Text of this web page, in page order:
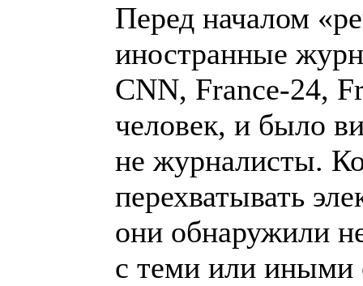
Перед началом
иностранные
СNN, France-24,
человек, и было
не журналисты.
перехватывать
они обнаружили
с теми или иными